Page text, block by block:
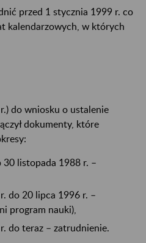
przed 1 stycznia 1999 r. co
kalendarzowych, w których
do wniosku o ustalenie
dokumenty, które
listopada 1988 r. –
do 20 lipca 1996 r. –
program nauki),
do teraz – zatrudnienie.